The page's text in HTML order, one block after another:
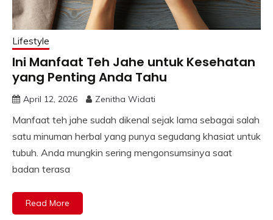
Lifestyle
Ini Manfaat Teh Jahe untuk Kesehatan
yang Penting Anda Tahu
April 12, 2026 Zenitha Widati
Manfaat teh jahe sudah dikenal sejak lama sebagai salah
satu minuman herbal yang punya segudang khasiat untuk
tubuh. Anda mungkin sering mengonsumsinya saat
badan terasa
Read More